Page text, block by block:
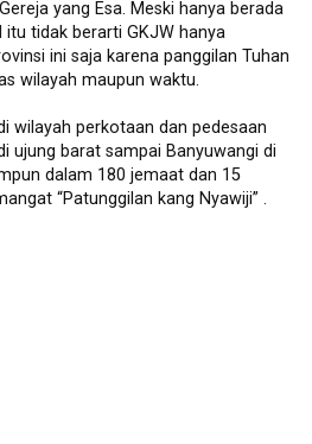
yang Esa. Meski hanya berada
tidak berarti GKJW hanya
ini saja karena panggilan Tuhan
wilayah maupun waktu.
wilayah perkotaan dan pedesaan
ujung barat sampai Banyuwangi di
dalam 180 jemaat dan 15
“Patunggilan kang Nyawiji” .